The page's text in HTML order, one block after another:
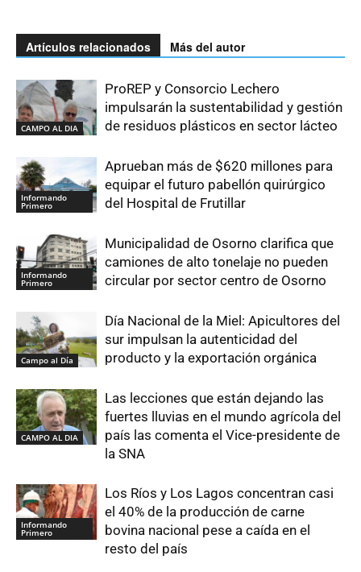
Artículos relacionados Más del autor
CAMPO AL DIA
ProREP y Consorcio Lechero
impulsarán la sustentabilidad y gestión
de residuos plásticos en sector lácteo
Informando
Primero
Aprueban más de $620 millones para
equipar el futuro pabellón quirúrgico
del Hospital de Frutillar
Informando
Primero
Municipalidad de Osorno clarifica que
camiones de alto tonelaje no pueden
circular por sector centro de Osorno
Campo al Día
Día Nacional de la Miel: Apicultores del
sur impulsan la autenticidad del
producto y la exportación orgánica
CAMPO AL DIA
Las lecciones que están dejando las
fuertes lluvias en el mundo agrícola del
país las comenta el Vice-presidente de
la SNA
Informando
Primero
Los Ríos y Los Lagos concentran casi
el 40% de la producción de carne
bovina nacional pese a caída en el
resto del país